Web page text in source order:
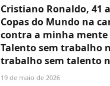
Cristiano Ronaldo, 41
Copas do Mundo na
contra a minha mente
Talento sem trabalho
trabalho sem talento
19 de maio de 2026